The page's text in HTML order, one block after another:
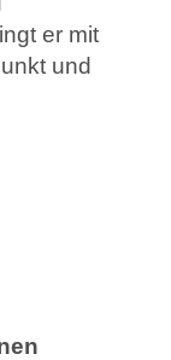
er mit
und